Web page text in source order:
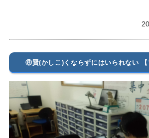
⑧賢(かしこ)くならずにはいられない 【